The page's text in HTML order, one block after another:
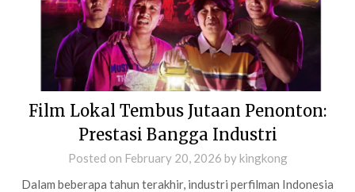
Film Lokal Tembus Jutaan Penonton:
Prestasi Bangga Industri
Posted on February 20, 2026 bykingkong
Dalam beberapa tahun terakhir, industri perfilman Indonesia